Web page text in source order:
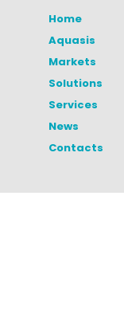
Home
Aquasis
Markets
Solutions
Services
News
Contacts